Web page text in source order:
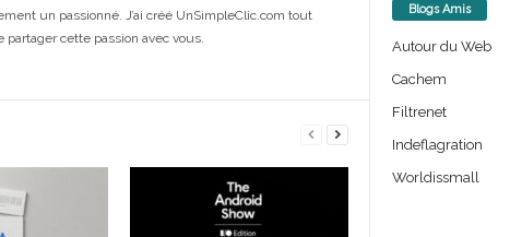
un passionné. J’ai créé UnSimpleClic.com tout
partager cette passion avec vous.
Blogs Amis
Autour du Web
Cachem
Filtrenet
Indeflagration
Worldissmall